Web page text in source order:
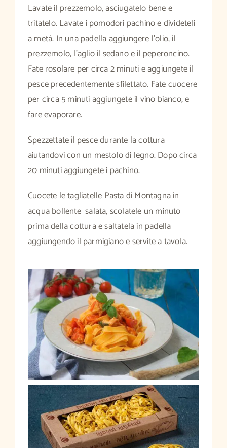
Lavate il prezzemolo, asciugatelo bene e
tritatelo. Lavate i pomodori pachino e divideteli
a metà. In una padella aggiungere l’olio, il
prezzemolo, l’aglio il sedano e il peperoncino.
Fate rosolare per circa 2 minuti e aggiungete il
pesce precedentemente sfilettato. Fate cuocere
per circa 5 minuti aggiungete il vino bianco, e
fare evaporare.
Spezzettate il pesce durante la cottura
aiutandovi con un mestolo di legno. Dopo circa
20 minuti aggiungete i pachino.
Cuocete le tagliatelle Pasta di Montagna in
acqua bollente salata, scolatele un minuto
prima della cottura e saltatela in padella
aggiungendo il parmigiano e servite a tavola.